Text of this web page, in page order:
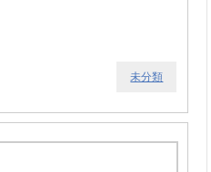
未分類